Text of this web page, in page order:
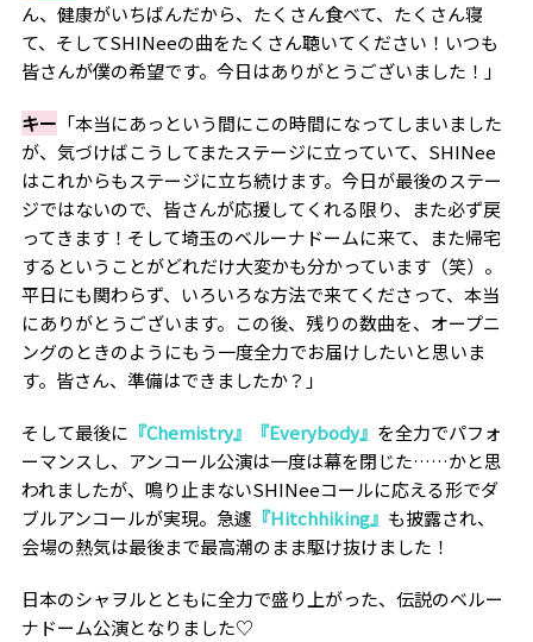
ん、健康がいちばんだから、たくさん食べて、たくさん寝
て、そしてSHINeeの曲をたくさん聴いてください！いつも
皆さんが僕の希望です。今日はありがとうございました！」
キー 「本当にあっという間にこの時間になってしまいました
が、気づけばこうしてまたステージに立っていて、SHINee
はこれからもステージに立ち続けます。今日が最後のステー
ジではないので、皆さんが応援してくれる限り、また必ず戻
ってきます！そして埼玉のベルーナドームに来て、また帰宅
するということがどれだけ大変かも分かっています（笑）。
平日にも関わらず、いろいろな方法で来てくださって、本当
にありがとうございます。この後、残りの数曲を、オープニ
ングのときのようにもう一度全力でお届けしたいと思いま
す。皆さん、準備はできましたか？」
そして最後に 『Chemistry』『Everybody』 を全力でパフォ
ーマンスし、アンコール公演は一度は幕を閉じた……かと思
われましたが、鳴り止まないSHINeeコールに応える形でダ
ブルアンコールが実現。急遽 『Hitchhiking』 も披露され、
会場の熱気は最後まで最高潮のまま駆け抜けました！
日本のシャヲルとともに全力で盛り上がった、伝説のベルー
ナドーム公演となりました♡